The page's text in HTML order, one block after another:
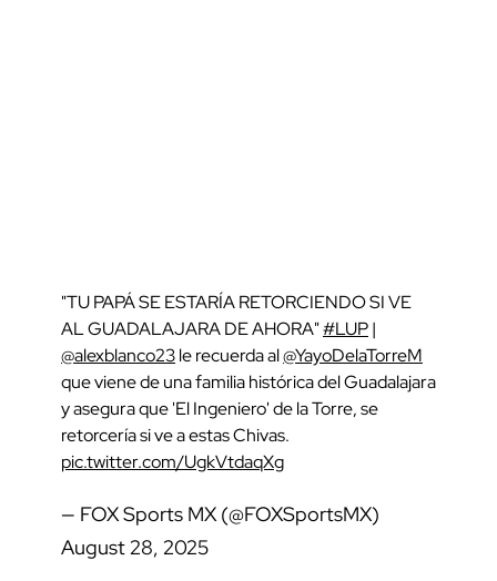
"TU PAPÁ SE ESTARÍA RETORCIENDO SI VE
AL GUADALAJARA DE AHORA"#LUP|
@alexblanco23le recuerda al@YayoDelaTorreM
que viene de una familia histórica del Guadalajara
y asegura que 'El Ingeniero' de la Torre, se
retorcería si ve a estas Chivas.
pic.twitter.com/UgkVtdaqXg
— FOX Sports MX (@FOXSportsMX)
August 28, 2025